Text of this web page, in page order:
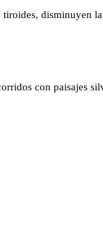
tiroides, disminuyen
con paisajes